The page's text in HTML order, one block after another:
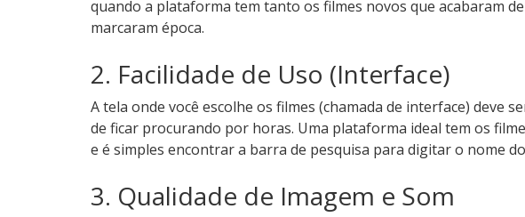
quando a plataforma tem tanto os filmes novos que acabaram
marcaram época.
2. Facilidade de Uso (Interface)
A tela onde você escolhe os filmes (chamada de interface) deve
de ficar procurando por horas. Uma plataforma ideal tem os
e é simples encontrar a barra de pesquisa para digitar o nome
3. Qualidade de Imagem e Som